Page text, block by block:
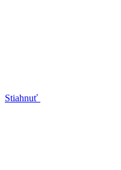
Stiahnuť